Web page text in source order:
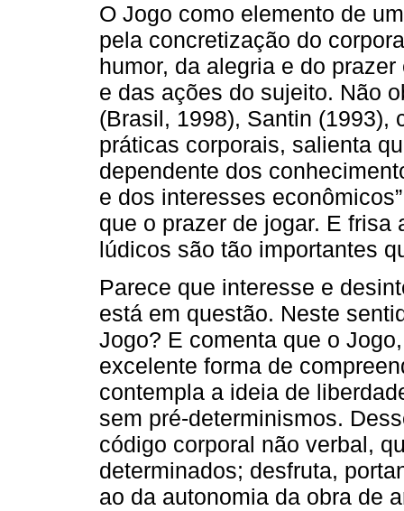
O Jogo como elemento de
pela concretização do
humor, da alegria e do
e das ações do sujeito. Não
(Brasil, 1998), Santin (1993),
práticas corporais, salienta
dependente dos
e dos interesses
que o prazer de jogar. E frisa
lúdicos são tão importantes
Parece que interesse e
está em questão. Neste
Jogo? E comenta que o
excelente forma de
contempla a ideia de
sem pré-determinismos.
código corporal não verbal,
determinados; desfruta,
ao da autonomia da obra de